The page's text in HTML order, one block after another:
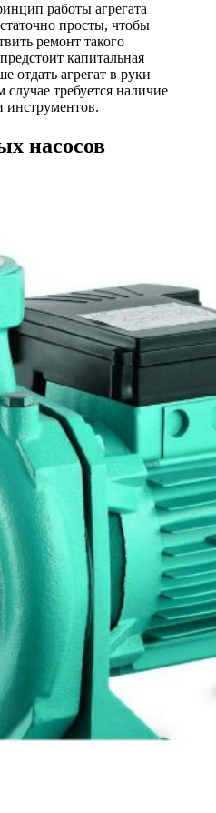
работы агрегата
просты, чтобы
ремонт такого
капитальная
отдать агрегат в руки
требуется наличие
инструментов.
насосов